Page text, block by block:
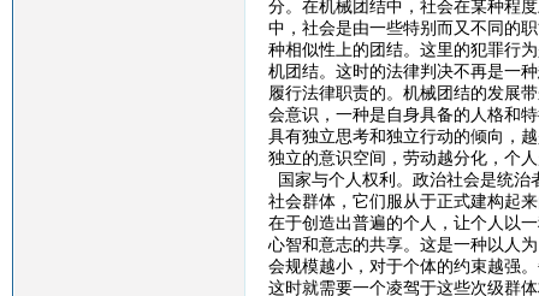
分。在机械团结中，社会在某种程
中，社会是由一些特别而又不同的
种相似性上的团结。这里的犯罪行
机团结。这时的法律判决不再是一
履行法律职责的。机械团结的发展
会意识，一种是自身具备的人格和
具有独立思考和独立行动的倾向，
独立的意识空间，劳动越分化，个
国家与个人权利。政治社会是统治
社会群体，它们服从于正式建构起
在于创造出普遍的个人，让个人以
心智和意志的共享。这是一种以人
会规模越小，对于个体的约束越强
这时就需要一个凌驾于这些次级群